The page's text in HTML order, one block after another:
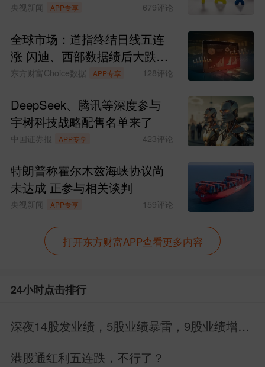
央视新闻 APP专享 679评论
全球市场：道指终结日线五连
涨 闪迪、西部数据绩后大跌
SpaceX涨超6%
东方财富Choice数据 APP专享 128评论
DeepSeek、腾讯等深度参与
宇树科技战略配售名单来了
中国证券报 APP专享 423评论
特朗普称霍尔木兹海峡协议尚
未达成 正参与相关谈判
央视新闻 APP专享 159评论
打开东方财富APP查看更多内容
24小时点击排行
深夜14股发业绩，5股业绩暴雷，9股业绩增
港股通红利五连跌，不行了？